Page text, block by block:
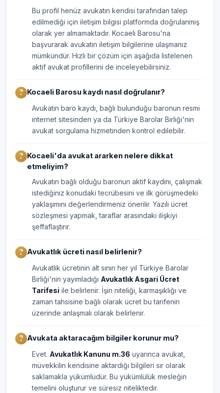
Bu profil henüz avukatın kendisi tarafından talep
edilmediği için iletişim bilgisi platformda doğrulanmış
olarak yer almamaktadır. Kocaeli Barosu'na
başvurarak avukatın iletişim bilgilerine ulaşmanız
mümkündür. Hızlı bir çözüm için aşağıda listelenen
aktif avukat profillerini de inceleyebilirsiniz.
Kocaeli Barosu kaydı nasıl doğrulanır?
Avukatın baro kaydı, bağlı bulunduğu baronun resmi
internet sitesinden ya da Türkiye Barolar Birliği'nin
avukat sorgulama hizmetinden kontrol edilebilir.
Kocaeli'da avukat ararken nelere dikkat
etmeliyim?
Avukatın bağlı olduğu baronun aktif kaydını, çalışmak
istediğiniz konudaki tecrübesini ve ilk görüşmedeki
yaklaşımını değerlendirmeniz önerilir. Yazılı ücret
sözleşmesi yapmak, taraflar arasındaki ilişkiyi
şeffaflaştırır.
Avukatlık ücreti nasıl belirlenir?
Avukatlık ücretinin alt sınırı her yıl Türkiye Barolar
Birliği'nin yayımladığı Avukatlık Asgari Ücret
Tarifesi ile belirlenir. İşin niteliği, karmaşıklığı ve
zaman tahsisine bağlı olarak ücret bu tarifenin
üzerinde anlaşmalı olarak belirlenir.
Avukata aktaracağım bilgiler korunur mu?
Evet. Avukatlık Kanunu m.36 uyarınca avukat,
müvekkilin kendisine aktardığı bilgileri sır olarak
saklamakla yükümlüdür. Bu yükümlülük mesleğin
temelini oluşturur ve süresiz niteliktedir.